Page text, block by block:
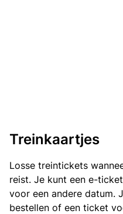
Treinkaartjes
Losse treintickets
reist. Je kunt een e-
voor een andere datum.
bestellen of een ticket